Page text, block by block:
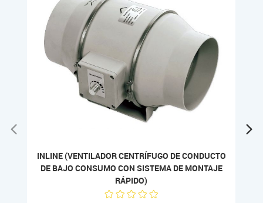
INLINE (VENTILADOR CENTRÍFUGO DE CONDUCTO
DE BAJO CONSUMO CON SISTEMA DE MONTAJE
RÁPIDO)